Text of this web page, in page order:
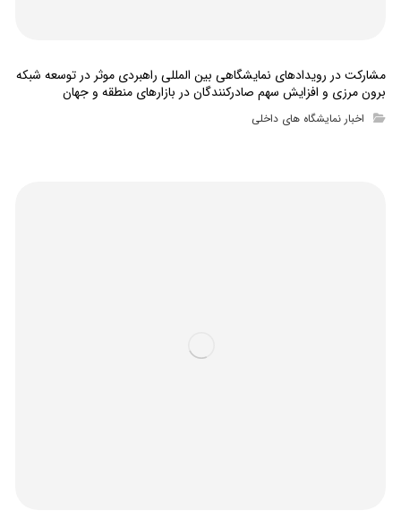
مشارکت در رویدادهای نمایشگاهی بین المللی راهبردی موثر در توسعه شبکه
برون مرزی و افزایش سهم صادرکنندگان در بازارهای منطقه و جهان
اخبار نمایشگاه های داخلی